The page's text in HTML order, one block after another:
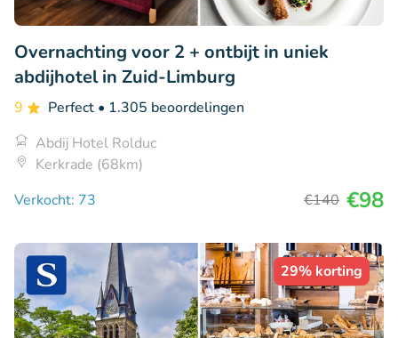
Overnachting voor 2 + ontbijt in uniek
abdijhotel in Zuid-Limburg
9 Perfect • 1.305 beoordelingen
Abdij Hotel Rolduc
Kerkrade (68km)
Verkocht: 73
€140 €98
29% korting